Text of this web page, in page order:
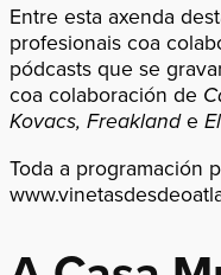
Entre esta axenda
profesionais coa
pódcasts que se
coa colaboración de
Kovacs, Freaklande
Toda a programación